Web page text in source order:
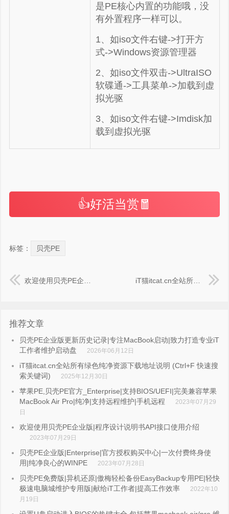
是PE核心内置的功能哦，没
有外置程序一样可以。
1、如iso文件右键->打开方
式->Windows资源管理器
2、如iso文件双击->UltraISO
软碟通->工具菜单->加载到虚
拟光驱
3、如iso文件右键->Imdisk加
载到虚拟光驱
👍好活当赏🧧
标签： 贝壳PE
欢迎使用贝壳PE企业版|程序设计说明书API接口使用介绍 iT猫itcat.cn全站所有绿色纯净资源下载地址说明 (Ctrl+F 快速搜索关键词)
推荐文章
贝壳PE企业版更新历史记录|专注MacBook启动|致力打造专业iT
工作者维护启动盘
2026年06月12日
iT猫itcat.cn全站所有绿色纯净资源下载地址说明 (Ctrl+F 快速搜
索关键词)
2025年12月30日
苹果PE,贝壳PE官方_Enterprise|支持BIOS/UEFI|完美兼容苹果
MacBook Air Pro|纯净|支持远程维护|手机远程
2023年07月29
日
欢迎使用贝壳PE企业版|程序设计说明书API接口使用介绍
2023年07月29日
贝壳PE企业版|Enterprise|官方授权购买中心|一次付费终身使
用|纯净良心的WINPE
2023年07月28日
贝壳PE免费版|异机还原|傲梅轻松备份EasyBackup专用PE|轻快
极速电脑城维护专用版|献给iT工作者|提高工作效率
2022年10
月19日